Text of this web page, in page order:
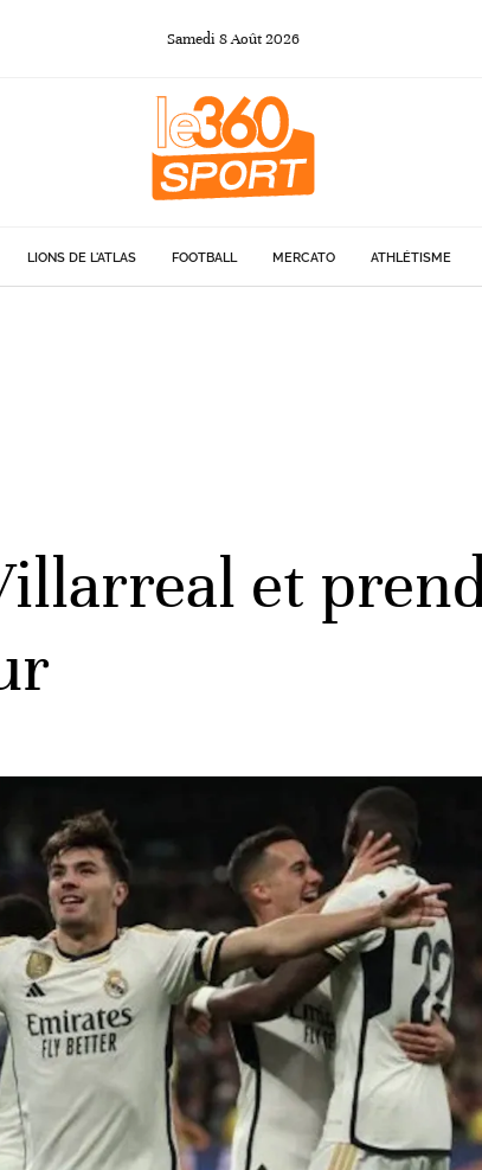
Samedi 8Août2026
LIONS DE L'ATLAS FOOTBALL MERCATO ATHLÉTISME
et